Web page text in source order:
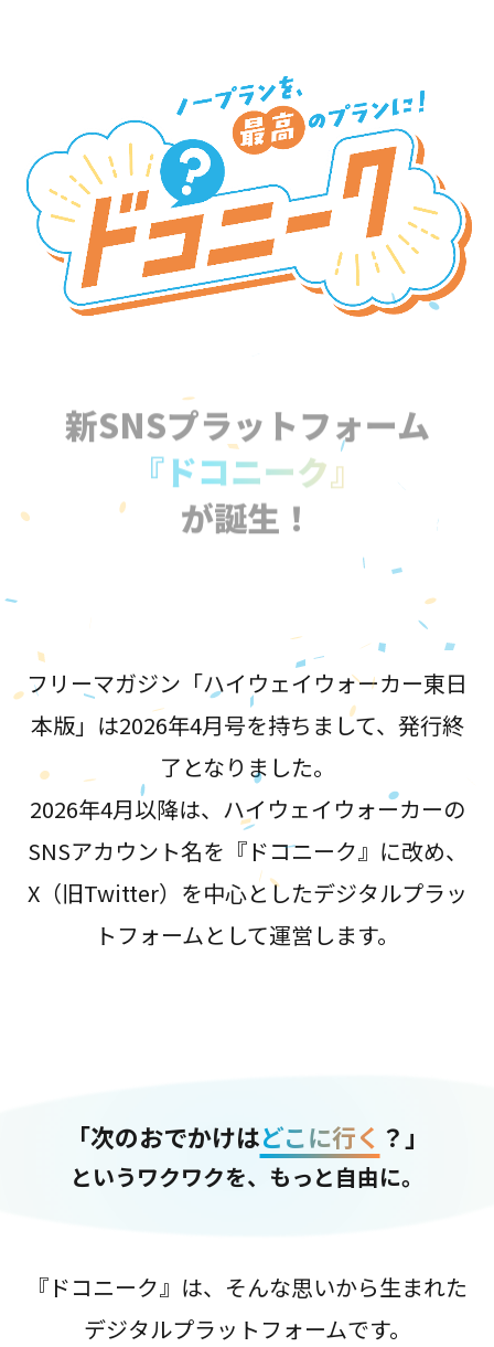
新SNSプラットフォーム
『ドコニーク』
が誕生！
フリーマガジン「ハイウェイウォーカー東日
本版」は2026年4月号を持ちまして、発行終
了となりました。
2026年4月以降は、ハイウェイウォーカーの
SNSアカウント名を『ドコニーク』に改め、
X（旧Twitter）を中心としたデジタルプラッ
トフォームとして運営します。
「次のおでかけはどこに行く ？」
というワクワクを、もっと自由に。
『ドコニーク』は、そんな思いから生まれた
デジタルプラットフォームです。